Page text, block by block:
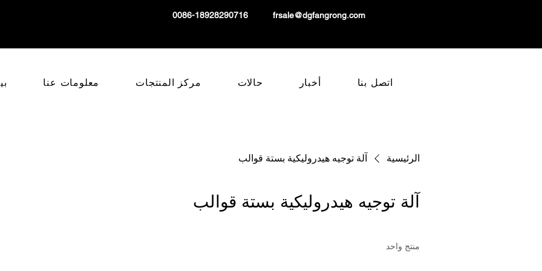
معلومات عنا مركز المنتجات حالات أخبار اتصل بنا
0086-18928290716 frsale@dgfangrong.com
الرئيسية آلة توجيه هيدروليكية بستة قوالب
آلة توجيه هيدروليكية بستة قوالب
منتج واحد